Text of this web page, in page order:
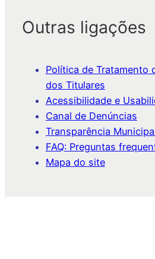
Outras ligações
Política de Tratamento
dos Titulares
Acessibilidade e
Canal de Denúncias
Transparência
FAQ: Preguntas
Mapa do site